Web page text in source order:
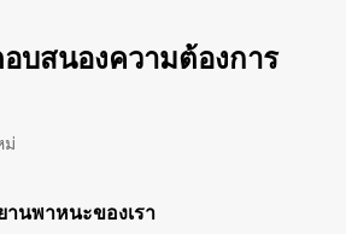
บสนองความต้องการ
ม่
านพาหนะของเรา